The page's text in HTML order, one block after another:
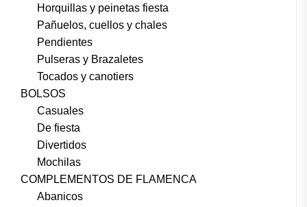
Horquillas y peinetas fiesta
Pañuelos, cuellos y chales
Pendientes
Pulseras y Brazaletes
Tocados y canotiers
BOLSOS
Casuales
De fiesta
Divertidos
Mochilas
COMPLEMENTOS DE FLAMENCA
Abanicos